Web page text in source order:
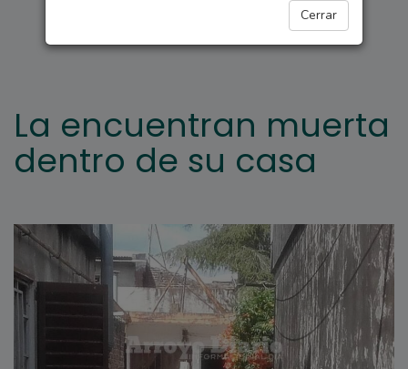
Cerrar
La encuentran muerta
dentro de su casa